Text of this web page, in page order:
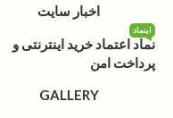
اخبار سایت
نماد اعتماد خرید اینترنتی و
پرداخت امن
اینماد
GALLERY